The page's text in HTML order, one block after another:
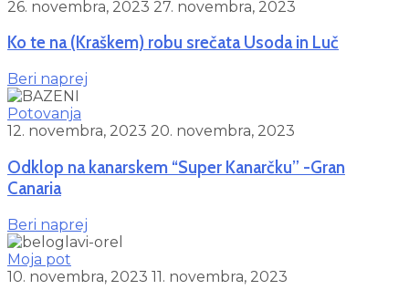
26. novembra, 2023 27. novembra, 2023
Ko te na (Kraškem) robu srečata Usoda in Luč
Beri naprej
Potovanja
12. novembra, 2023 20. novembra, 2023
Odklop na kanarskem “Super Kanarčku” -Gran
Canaria
Beri naprej
Moja pot
10. novembra, 2023 11. novembra, 2023